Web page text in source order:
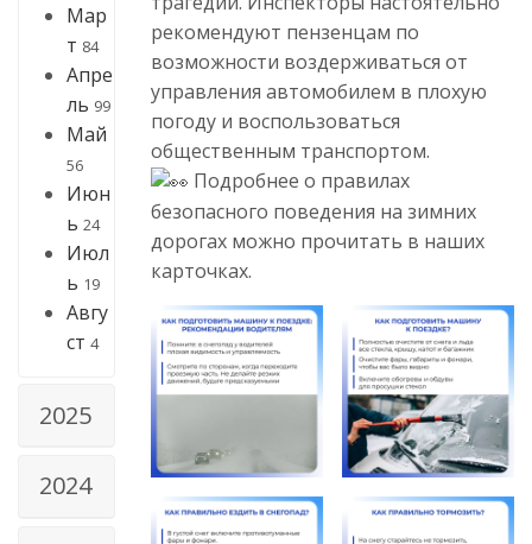
Мар
т 84
Апре
ль 99
Май
56
Июн
ь 24
Июл
ь 19
Авгу
ст 4
2025
2024
рекомендуют пензенцам по
возможности воздерживаться от
управления автомобилем в плохую
погоду и воспользоваться
общественным транспортом.
Подробнее о правилах
безопасного поведения на зимних
дорогах можно прочитать в наших
карточках.